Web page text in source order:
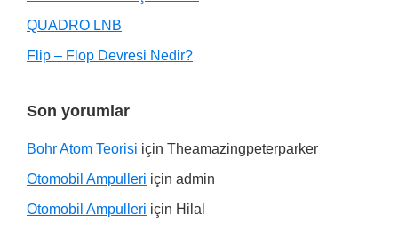
QUADRO LNB
Flip – Flop Devresi Nedir?
Son yorumlar
Bohr Atom Teorisi için Theamazingpeterparker
Otomobil Ampulleri için admin
Otomobil Ampulleri için Hilal